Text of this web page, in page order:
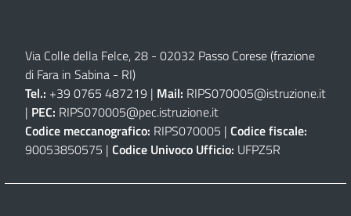
Via Colle della Felce, 28 - 02032 Passo Corese (frazione
di Fara in Sabina - RI)
Tel.: +39 0765 487219 | Mail: RIPS070005@istruzione.it
| PEC: RIPS070005@pec.istruzione.it
Codice meccanografico: RIPS070005 | Codice fiscale:
90053850575 | Codice Univoco Ufficio: UFPZ5R